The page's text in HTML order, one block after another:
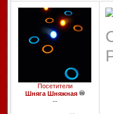
Посетители
Шняга Шняжная
--